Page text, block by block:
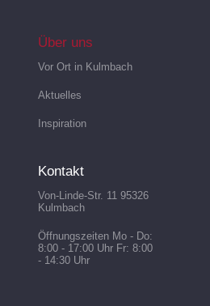
Über uns
Vor Ort in Kulmbach
Aktuelles
Inspiration
Kontakt
Von-Linde-Str. 11 95326
Kulmbach
Öffnungszeiten Mo - Do:
8:00 - 17:00 Uhr Fr: 8:00
- 14:30 Uhr